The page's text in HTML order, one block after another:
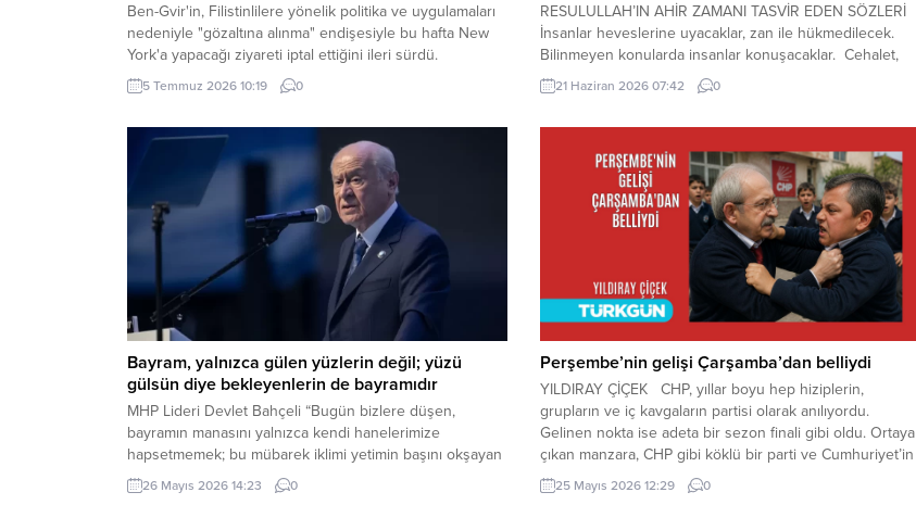
Ben-Gvir'in, Filistinlilere yönelik politika ve uygulamaları
nedeniyle "gözaltına alınma" endişesiyle bu hafta New
York'a yapacağı ziyareti iptal ettiğini ileri sürdü.
5 Temmuz 2026 10:19 0
RESULULLAH’IN AHİR ZAMANI TASVİR EDEN SÖZLERİ
İnsanlar heveslerine uyacaklar, zan ile hükmedilecek.
Bilinmeyen konularda insanlar konuşacaklar. Cehalet,
dini bilmemek çoğalacak. Çocuk istenmeyecek. Dostluk
azalacak. Dost dosta güvenmeyecek. İnsanlar bir araya
yıldızların etkili olduğuna inanılacak, kader inkâr
edilecek. Kıyamet...
21 Haziran 2026 07:42 0
Bayram, yalnızca gülen yüzlerin değil; yüzü
gülsün diye bekleyenlerin de bayramıdır
MHP Lideri Devlet Bahçeli “Bugün bizlere düşen,
bayramın manasını yalnızca kendi hanelerimize
hapsetmemek; bu mübarek iklimi yetimin başını okşayan
ele, yoksulun sofrasına uzanan lokmaya, yaşlının duasını
alan güler yüze, yalnızın kapısını çalan muhabbete
26 Mayıs 2026 14:23 0
Perşembe’nin gelişi Çarşamba’dan belliydi
YILDIRAY ÇİÇEK CHP, yıllar boyu hep hiziplerin,
grupların ve iç kavgaların partisi olarak anılıyordu.
Gelinen nokta ise adeta bir sezon finali gibi oldu. Ortaya
çıkan manzara, CHP gibi köklü bir parti ve Cumhuriyet’in
kuruluş misyonunu omuzlarında taşıyan bir hareket
adına gerçekten vahim bir durumdur. Dün
25 Mayıs 2026 12:29 0